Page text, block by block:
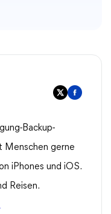
Backup-
Menschen gerne
iPhones und iOS.
Reisen.